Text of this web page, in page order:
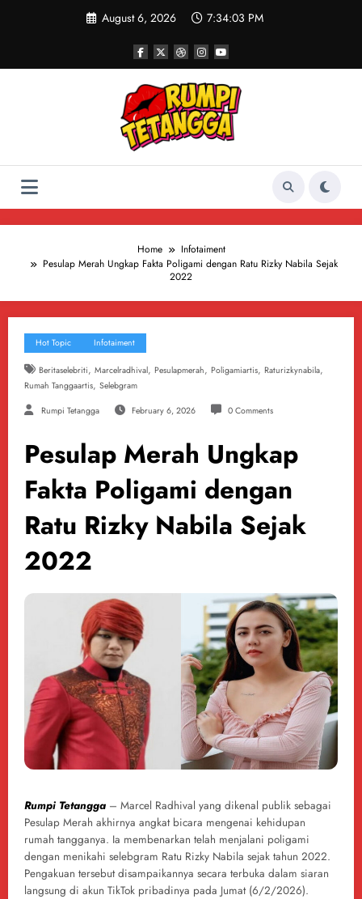
August 6, 2026 7:34:04 PM
Home
Infotaiment
Pesulap Merah Ungkap Fakta Poligami dengan Ratu Rizky Nabila Sejak
2022
Hot Topic Infotaiment
Beritaselebriti, Marcelradhival, Pesulapmerah, Poligamiartis, Raturizkynabila,
Rumah Tanggaartis, Selebgram
Rumpi Tetangga February 6, 2026 0 Comments
Pesulap Merah Ungkap
Fakta Poligami dengan
Ratu Rizky Nabila Sejak
2022
Rumpi Tetangga – Marcel Radhival yang dikenal publik sebagai
Pesulap Merah akhirnya angkat bicara mengenai kehidupan
rumah tangganya. Ia membenarkan telah menjalani poligami
dengan menikahi selebgram Ratu Rizky Nabila sejak tahun 2022.
Pengakuan tersebut disampaikannya secara terbuka dalam siaran
langsung di akun TikTok pribadinya pada Jumat (6/2/2026).